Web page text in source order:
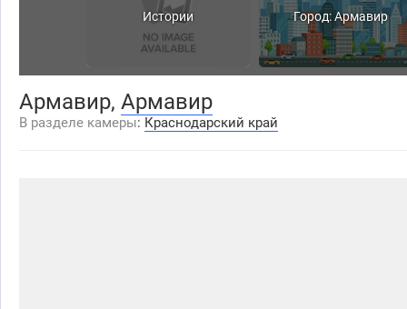
Истории Город: Армавир
Армавир, Армавир
В разделе камеры: Краснодарский край